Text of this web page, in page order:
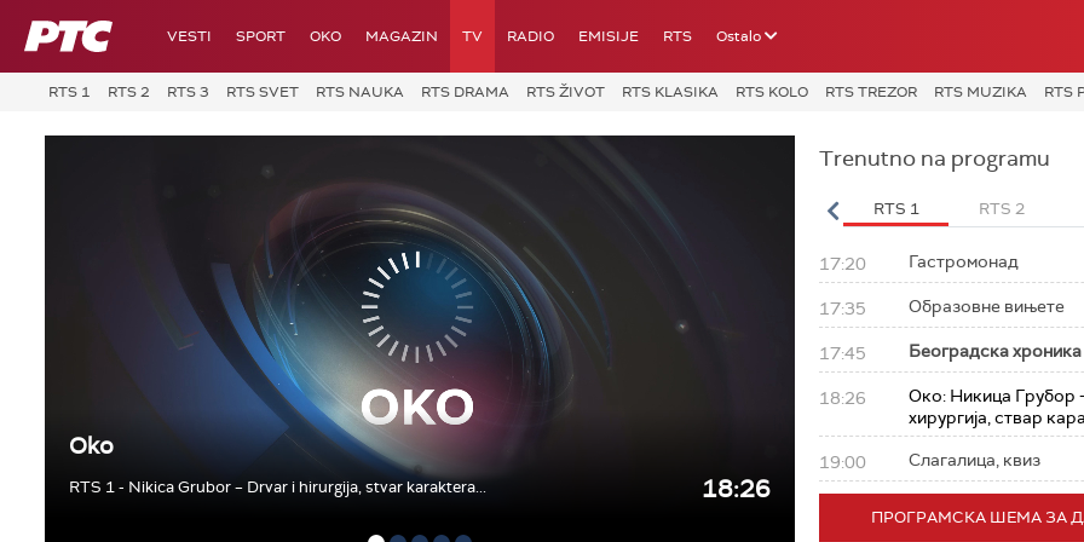
RTS VESTI SPORT OKO MAGAZIN TV RADIO EMISIJE RTS Ostalo
RTS 1 RTS 2 RTS 3 RTS SVET RTS NAUKA RTS DRAMA RTS ŽIVOT RTS KLASIKA RTS KOLO RTS TREZOR RTS MUZIKA RTS
Trenutno na programu
RTS Svet RTS 1 RTS 2
17:20 Гастромонад
17:35 Образовне вињете
17:45 Београдска хроника
18:26
Око: Никица Грубор
хирургија, ствар
19:00 Слагалица, квиз
ПРОГРАМСКА ШЕМА ЗА
Oko
RTS 1 - Nikica Grubor – Drvar i hirurgija, stvar karaktera... 18:26